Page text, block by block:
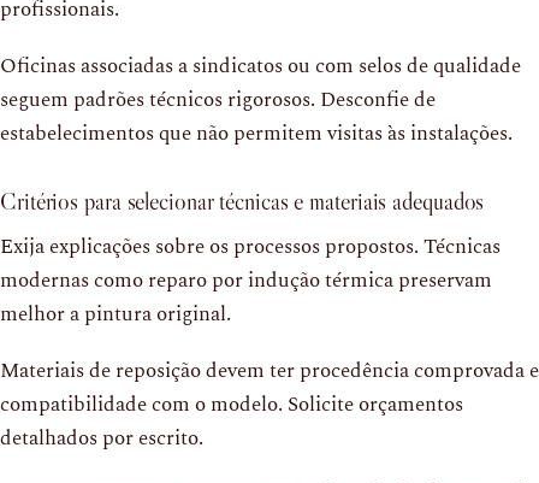
profissionais.
Oficinas associadas a sindicatos ou com selos de qualidade
seguem padrões técnicos rigorosos. Desconfie de
estabelecimentos que não permitem visitas às instalações.
Critérios para selecionar técnicas e materiais adequados
Exija explicações sobre os processos propostos. Técnicas
modernas como reparo por indução térmica preservam
melhor a pintura original.
Materiais de reposição devem ter procedência comprovada e
compatibilidade com o modelo. Solicite orçamentos
detalhados por escrito.